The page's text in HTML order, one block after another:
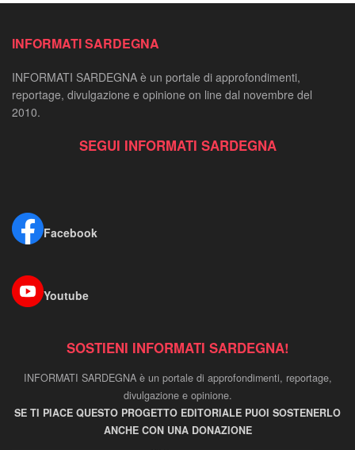
INFORMATI SARDEGNA
INFORMATI SARDEGNA è un portale di approfondimenti,
reportage, divulgazione e opinione on line dal novembre del
2010.
SEGUI INFORMATI SARDEGNA
Facebook
Youtube
SOSTIENI INFORMATI SARDEGNA!
INFORMATI SARDEGNA è un portale di approfondimenti, reportage,
divulgazione e opinione.
SE TI PIACE QUESTO PROGETTO EDITORIALE PUOI SOSTENERLO
ANCHE CON UNA DONAZIONE